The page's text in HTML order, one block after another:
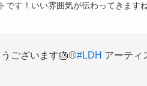
です！いい雰囲気が伝わってきます
ございます🎂⚾#LDH アーティ